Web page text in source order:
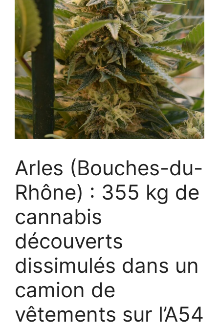
Arles (Bouches-du-
Rhône) : 355 kg de
cannabis
découverts
dissimulés dans un
camion de
vêtements sur l’A54